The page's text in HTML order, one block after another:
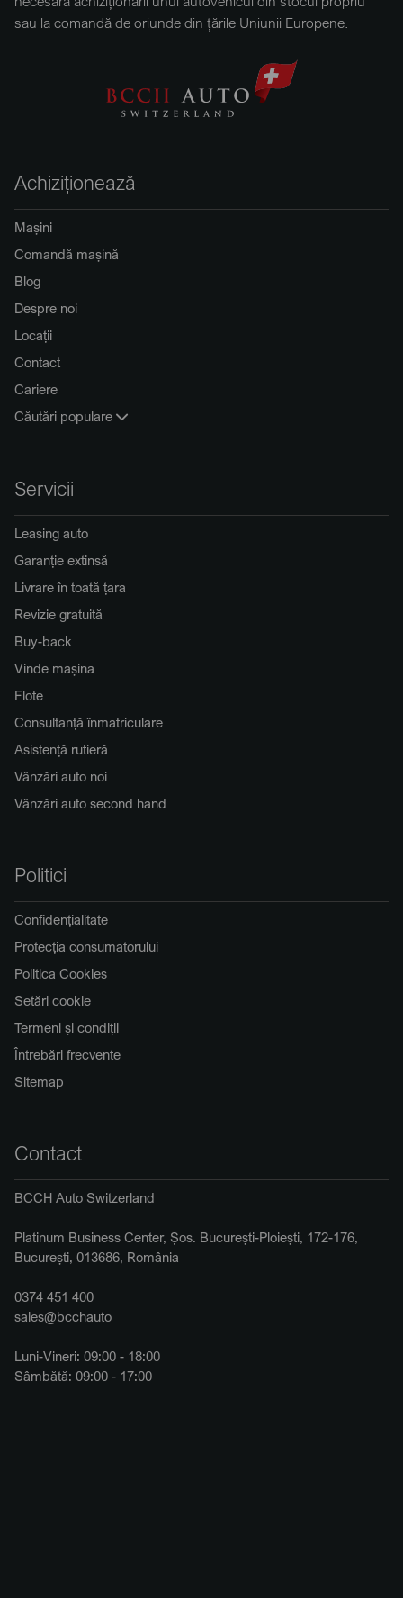
sau la comandă de oriunde din țările Uniunii Europene.
Achiziționează
Mașini
Comandă mașină
Blog
Despre noi
Locații
Contact
Cariere
Căutări populare
Servicii
Leasing auto
Garanție extinsă
Livrare în toată țara
Revizie gratuită
Buy-back
Vinde mașina
Flote
Consultanță înmatriculare
Asistență rutieră
Vânzări auto noi
Vânzări auto second hand
Politici
Confidențialitate
Protecția consumatorului
Politica Cookies
Setări cookie
Termeni și condiții
Întrebări frecvente
Sitemap
Contact
BCCH Auto Switzerland
Platinum Business Center, Șos. București-Ploiești, 172-176,
București, 013686, România
0374 451 400
sales@bcchauto
Luni-Vineri: 09:00 - 18:00
Sâmbătă: 09:00 - 17:00